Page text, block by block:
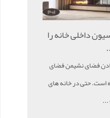
داخلی خانه را
فضای نشیمن فضای
حتی در خانه های